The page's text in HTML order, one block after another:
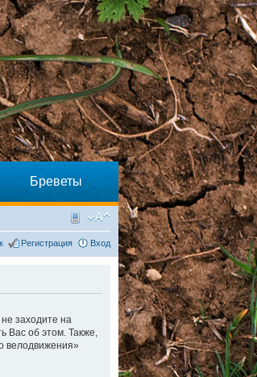
Бреветы
Регистрация Вход
заходите на
Вас об этом. Также,
велодвижения»